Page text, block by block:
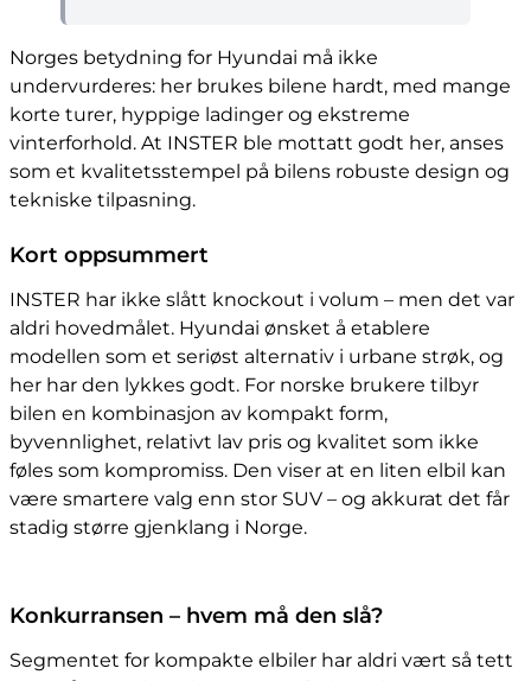
Norges betydning for Hyundai må ikke
undervurderes: her brukes bilene hardt, med mange
korte turer, hyppige ladinger og ekstreme
vinterforhold. At INSTER ble mottatt godt her, anses
som et kvalitetsstempel på bilens robuste design og
tekniske tilpasning.
Kort oppsummert
INSTER har ikke slått knockout i volum – men det var
aldri hovedmålet. Hyundai ønsket å etablere
modellen som et seriøst alternativ i urbane strøk, og
her har den lykkes godt. For norske brukere tilbyr
bilen en kombinasjon av kompakt form,
byvennlighet, relativt lav pris og kvalitet som ikke
føles som kompromiss. Den viser at en liten elbil kan
være smartere valg enn stor SUV – og akkurat det får
stadig større gjenklang i Norge.
Konkurransen – hvem må den slå?
Segmentet for kompakte elbiler har aldri vært så tett